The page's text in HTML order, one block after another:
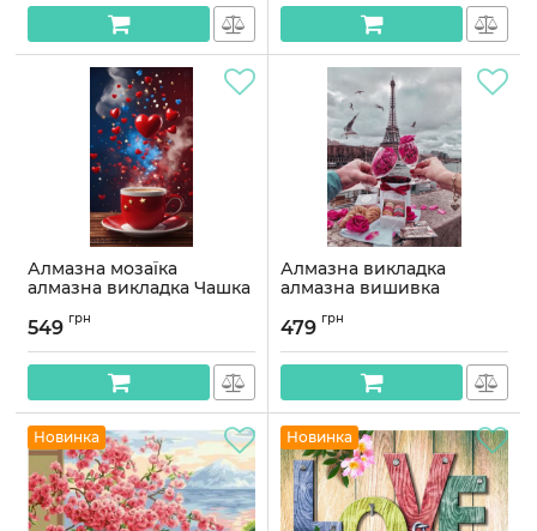
Алмазна мозаїка
алмазна викладка Чашка
OG00590SS
Артикул:OG00590SS
549 грн
Алмазна викладка
алмазна вишивка
40x30 OG00280SS
Артикул:OG00280SS
479 грн
Новинка Новинка